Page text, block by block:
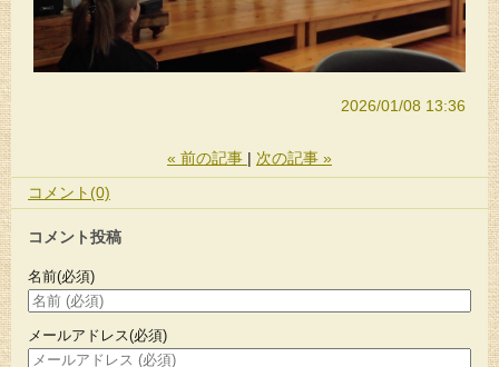
2026/01/08 13:36
« 前の記事 次の記事 »
コメント(0)
コメント投稿
名前(必須)
メールアドレス(必須)